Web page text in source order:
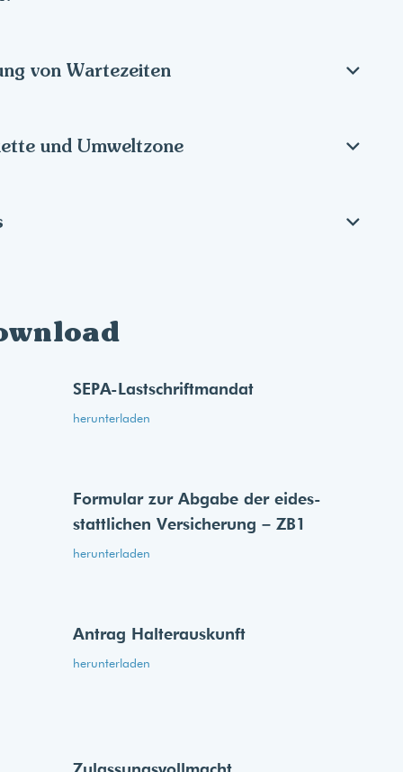
von Wartezeiten
und Umweltzone
SEPA-Lastschriftmandat
herunterladen
Formular zur Abgabe der eides­
stattlichen Versicherung – ZB1
herunterladen
Antrag Halterauskunft
herunterladen